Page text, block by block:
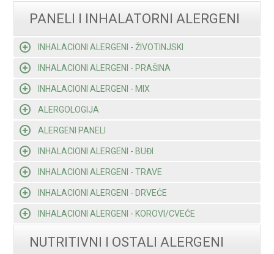
PANELI I INHALATORNI ALERGENI
INHALACIONI ALERGENI - ŽIVOTINJSKI
INHALACIONI ALERGENI - PRAŠINA
INHALACIONI ALERGENI - MIX
ALERGOLOGIJA
ALERGENI PANELI
INHALACIONI ALERGENI - BUĐI
INHALACIONI ALERGENI - TRAVE
INHALACIONI ALERGENI - DRVEĆE
INHALACIONI ALERGENI - KOROVI/CVEĆE
NUTRITIVNI I OSTALI ALERGENI